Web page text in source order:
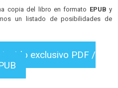
copia del libro en formato EPUB y
un listado de posibilidades de
exclusivo PDF /